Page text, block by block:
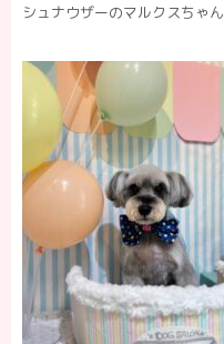
シュナウザーのマルクスちゃん